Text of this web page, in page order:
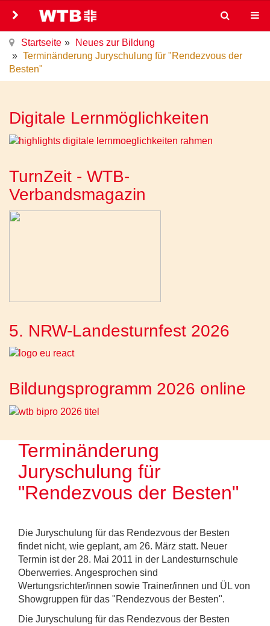
Startseite
Neues zur Bildung
Terminänderung Juryschulung für "Rendezvous der
Besten"
Digitale Lernmöglichkeiten
TurnZeit - WTB-
Verbandsmagazin
5. NRW-Landesturnfest 2026
Bildungsprogramm 2026 online
Terminänderung
Juryschulung für
"Rendezvous der Besten"
Die Juryschulung für das Rendezvous der Besten
findet nicht, wie geplant, am 26. März statt. Neuer
Termin ist der 28. Mai 2011 in der Landesturnschule
Oberwerries. Angesprochen sind
Wertungsrichter/innen sowie Trainer/innen und ÜL von
Showgruppen für das "Rendezvous der Besten".
Die Juryschulung für das Rendezvous der Besten